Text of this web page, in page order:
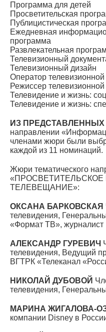
Программа для детей
Просветительская
Публицистическая
Ежедневная
программа
Развлекательная
Телевизионный
Телевизионный дизайн
Оператор
Режиссер
Телевидение и жизнь:
Телевидение и жизнь:
ИЗ ПРЕДСТАВЛЕННЫХ
направлении
членами жюри были
каждой из 11 номинаций.
Жюри тематического
«ПРОСВЕТИТЕЛЬСКОЕ
ТЕЛЕВЕЩАНИЕ»:
ОКСАНА БАРКОВСКАЯ
телевидения,
«Формат ТВ», журналист
АЛЕКСАНДР ГУРЕВИЧ
телевидения, Ведущий
ВГТРК «Телеканал
НИКОЛАЙ ДУБОВОЙ
телевидения,
МАРИНА ЖИГАЛОВА-
компании Disney в